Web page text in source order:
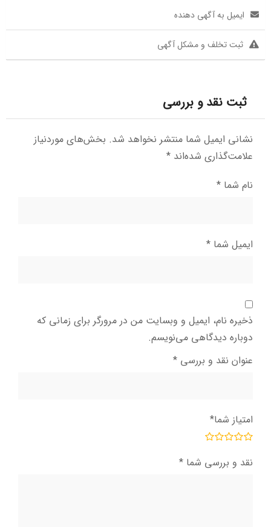
ایمیل به آگهی دهنده
ثبت تخلف و مشکل آگهی
ثبت نقد و بررسی
نشانی ایمیل شما منتشر نخواهد شد. بخش‌های موردنیاز
علامت‌گذاری شده‌اند *
نام شما *
ایمیل شما *
ذخیره نام، ایمیل و وبسایت من در مرورگر برای زمانی که
دوباره دیدگاهی می‌نویسم.
عنوان نقد و بررسی *
امتیاز شما*
نقد و بررسی شما *